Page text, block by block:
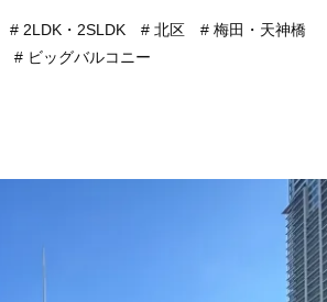
2LDK・2SLDK 北区
梅田・天神橋
ビッグバルコニー